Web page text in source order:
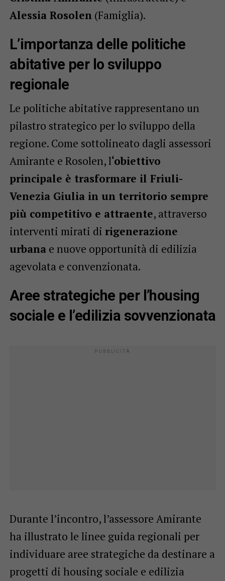
Alessia Rosolen(Famiglia).
L’importanza delle politiche
abitative per lo sviluppo
regionale
Le politiche abitative rappresentano un
pilastro strategico per lo sviluppo della
regione. Come sottolineato dagli assessori
Amirante e Rosolen, l‘obiettivo
principale è trasformare il Friuli-
Venezia Giulia in un territorio sempre
più competitivo e attraente, attraverso
interventi mirati di rigenerazione
urbanae nuove opportunità di edilizia
agevolata e convenzionata.
Aree strategiche per l’housing
sociale e l’edilizia sovvenzionata
Durante l’incontro, l’assessore Amirante
ha illustrato le linee guida regionali per
individuare aree strategiche da destinare a
progetti di housing sociale e edilizia